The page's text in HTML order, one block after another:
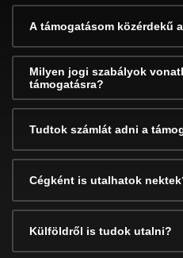
A támogatásom közérdekű
Milyen jogi szabályok
támogatásra?
Tudtok számlát adni a
Cégként is utalhatok
Külföldről is tudok utalni?